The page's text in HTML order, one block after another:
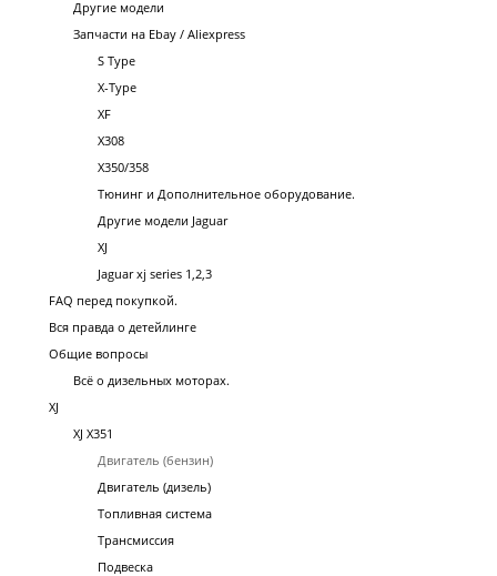
Другие модели
Запчасти на Ebay / Aliexpress
S Type
X-Type
XF
X308
X350/358
Тюнинг и Дополнительное оборудование.
Другие модели Jaguar
XJ
Jaguar xj series 1,2,3
FAQ перед покупкой.
Вся правда о детейлинге
Общие вопросы
Всё о дизельных моторах.
XJ
XJ X351
Двигатель (бензин)
Двигатель (дизель)
Топливная система
Трансмиссия
Подвеска